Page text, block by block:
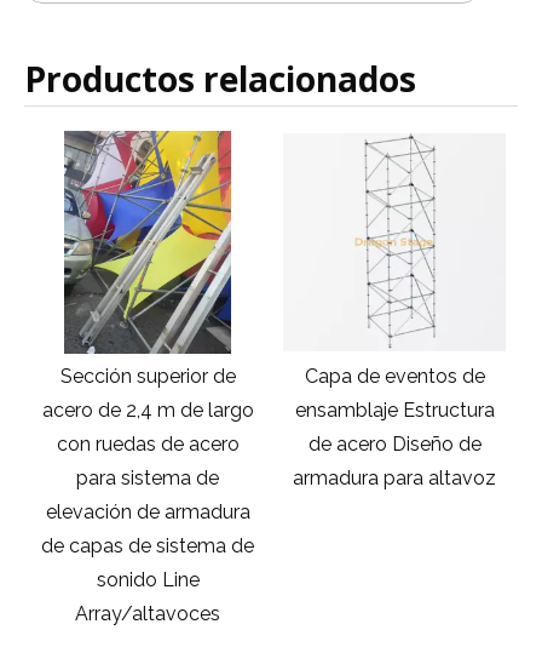
Productos relacionados
de
m de largo
de acero
armadura
de
Capa de eventos de
ensamblaje Estructura
de acero Diseño de
armadura para altavoz
Andamio de
doble capa
1,35x2x8,51 m
escalera de 45